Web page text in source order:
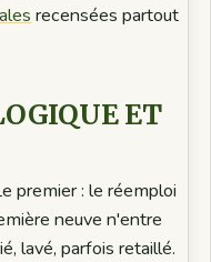
recensées partout
ET
premier : le réemploi
neuve n'entre
lavé, parfois retaillé.